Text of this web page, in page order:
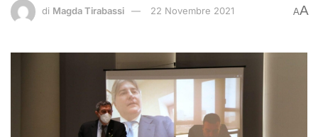
di Magda Tirabassi 22 Novembre 2021 AA